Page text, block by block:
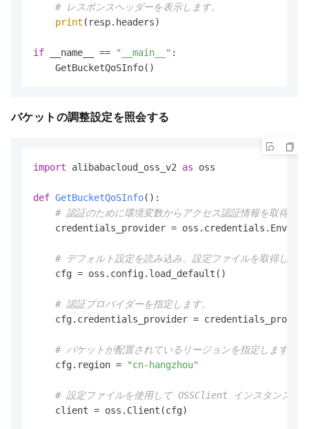
# レスポンスヘッダーを表示します。
print (resp.headers)
if __name__ == "__main__" :
    GetBucketQoSInfo()
バケットの調整設定を照会する
import alibabacloud_oss_v2 as oss
def GetBucketQoSInfo():
# 認証のために環境変数からアクセス認証情報を取得し
credentials_provider =
# デフォルト設定を読み込み、設定ファイルを取得しま
    cfg = oss.config.load_default()
# 認証プロバイダーを指定します。
cfg.credentials_provider =
# バケットが配置されているリージョンを指定します
    cfg.region =
"cn-hangzhou"
# 設定ファイルを使用して OSSClient インスタンスを
    client = oss.Client(cfg)